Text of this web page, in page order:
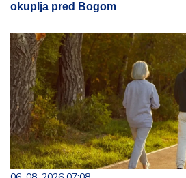
okuplja pred Bogom